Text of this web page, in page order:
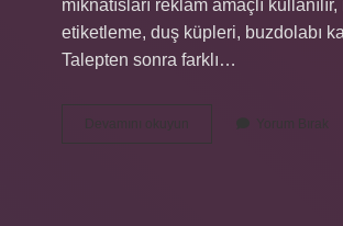
mıknatısları reklam amaçlı
etiketleme, duş küpleri, buzdolabı
Talepten sonra farklı…
Devamını okuyun
Nerede
Yorum Bırak